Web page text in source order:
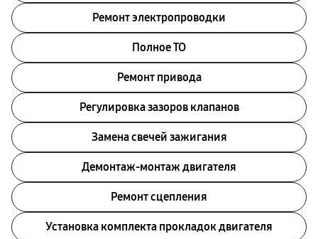
Ремонт электропроводки
Полное ТО
Ремонт привода
Регулировка зазоров клапанов
Замена свечей зажигания
Демонтаж-монтаж двигателя
Ремонт сцепления
Установка комплекта прокладок двигателя